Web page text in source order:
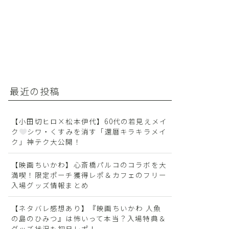
最近の投稿
【小田切ヒロ×松本伊代】60代の若見えメイ
ク
シワ・くすみを消す「還暦キラキラメイ
ク」神テク大公開！
【映画ちいかわ】心斎橋パルコのコラボを大
満喫！限定ポーチ獲得レポ＆カフェのフリー
入場グッズ情報まとめ
【ネタバレ感想あり】『映画ちいかわ 人魚
の島のひみつ』は怖いって本当？入場特典＆